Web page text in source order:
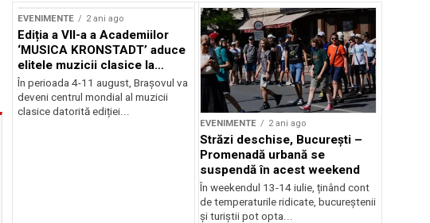
EVENIMENTE 2 ani ago
Ediția a VII-a a Academiilor
‘MUSICA KRONSTADT’ aduce
elitele muzicii clasice la
Brașov
În perioada 4-11 august, Brașovul va
deveni centrul mondial al muzicii
clasice datorită ediției...
EVENIMENTE 2 ani ago
Străzi deschise, București –
Promenadă urbană se
suspendă în acest weekend
În weekendul 13-14 iulie, ținând cont
de temperaturile ridicate, bucureștenii
și turiștii pot opta...